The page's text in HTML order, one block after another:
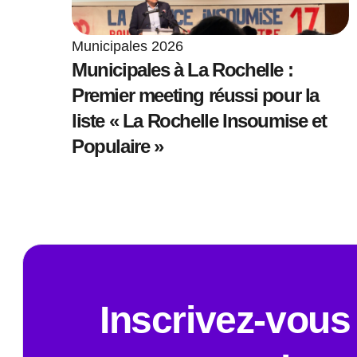
Municipales 2026
Municipales à La Rochelle :
Premier meeting réussi pour la
liste « La Rochelle Insoumise et
Populaire »
Inscrivez-vous